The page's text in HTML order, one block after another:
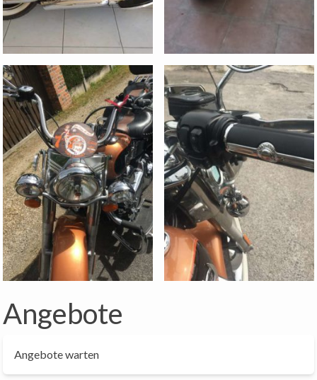
Angebote
Angebote warten